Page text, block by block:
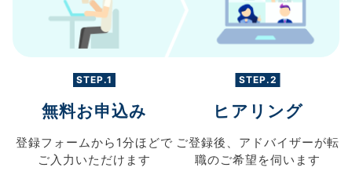
STEP.1
無料お申込み
登録フォームから 1分ほどで
ご入力 いただけます
STEP.2
ヒアリング
ご登録後、 アドバイザーが転
職のご希望を伺います